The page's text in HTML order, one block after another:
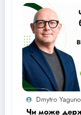
Dmytro
Чи може